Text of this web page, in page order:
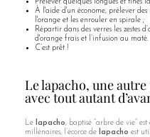
Prélever quelques longues et fines
À l'aide d'un économe, prélever
l'orange et les enrouler en spirale ;
Répartir dans des verres les zestes
d'orange frais et l’infusion au maté.
C’est prêt !
Le lapacho, une
avec tout autant
Le lapacho, baptisé “arbre de vie”
millénaires, l’écorce de lapacho est